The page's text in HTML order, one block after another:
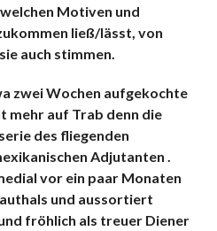
Motiven und
ließ/lässt, von
auch stimmen.
zwei Wochen aufgekochte
mehr auf Trab denn die
des fliegenden
Adjutanten .
vor ein paar Monaten
und aussortiert
fröhlich als treuer Diener